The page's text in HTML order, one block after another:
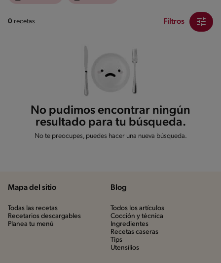
0 recetas Filtros
No pudimos encontrar ningún
resultado para tu búsqueda.
No te preocupes, puedes hacer una nueva búsqueda.
Mapa del sitio
Todas las recetas
Recetarios descargables
Planea tu menú
Blog
Todos los artículos
Cocción y técnica
Ingredientes
Recetas caseras
Tips
Utensílios